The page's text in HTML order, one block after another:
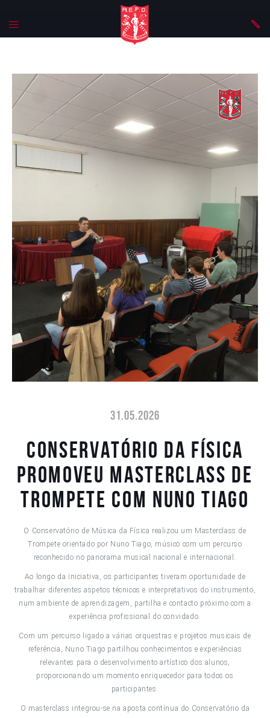
31.05.2026
Conservatório da Física
promoveu Masterclass de
Trompete com Nuno Tiago
O Conservatório de Música da Física realizou um Masterclass de
Trompete orientado por Nuno Tiago, músico com um percurso
reconhecido no panorama musical nacional e internacional.
Ao longo da iniciativa, os participantes tiveram oportunidade de
trabalhar diferentes aspetos técnicos e interpretativos do instrumento,
num ambiente de aprendizagem, partilha e contacto próximo com a
experiência profissional do convidado.
Com um percurso ligado a várias orquestras e projetos musicais de
referência, Nuno Tiago partilhou conhecimentos e experiências
relevantes para o desenvolvimento artístico dos alunos,
proporcionando um momento enriquecedor para todos os
participantes.
O masterclass integrou-se na aposta contínua do Conservatório da